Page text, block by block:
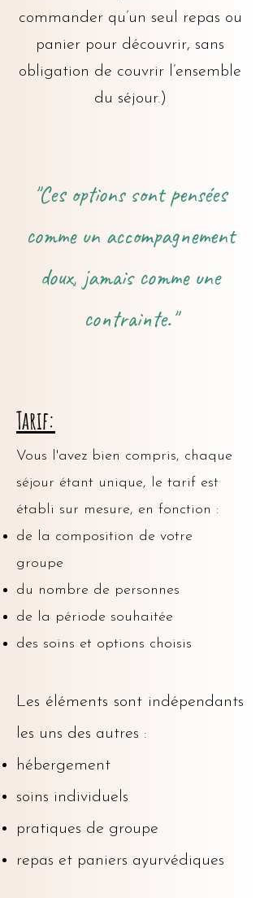
commander qu’un seul repas ou
panier pour découvrir, sans
obligation de couvrir l’ensemble
du séjour.)
"Ces options sont pensées
comme un accompagnement
doux, jamais comme une
contrainte."
Tarif:
Vous l'avez bien compris, chaque
séjour étant unique, le tarif est
établi sur mesure, en fonction :
de la composition de votre
groupe
du nombre de personnes
de la période souhaitée
des soins et options choisis
Les éléments sont indépendants
les uns des autres :
hébergement
soins individuels
pratiques de groupe
repas et paniers ayurvédiques